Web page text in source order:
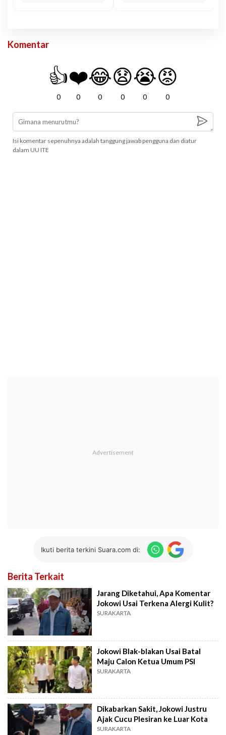
Komentar
👍
0
❤️
0
😂
0
😧
0
😭
0
😡
0
Isi komentar sepenuhnya adalah tanggung jawab pengguna dan diatur
dalam UU ITE
Ikuti berita terkini Suara.com di:
Berita Terkait
Jarang Diketahui, Apa Komentar
Jokowi Usai Terkena Alergi Kulit?
SURAKARTA
Jokowi Blak-blakan Usai Batal
Maju Calon Ketua Umum PSI
SURAKARTA
Dikabarkan Sakit, Jokowi Justru
Ajak Cucu Plesiran ke Luar Kota
SURAKARTA